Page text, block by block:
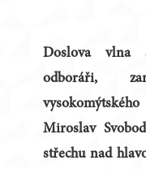
Doslova vlna
odboráři,
Miroslav
střechu nad